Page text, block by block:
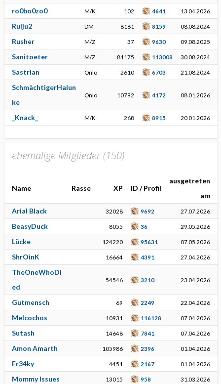
ro0bo0zo0 M/K 102 4641 13.04.2026
Ruiju2 DM 8161 8159 08.08.2024
Rusher M/Z 37 9630 09.08.2025
Sanitoeter M/Z 81175 113008 30.08.2024
Sastrian Onlo 2610 6703 21.08.2024
SchmächtigerHalun
ke
Onlo 10792 4172 08.01.2026
_Knack_ M/K 268 8915 20.01.2026
ehemalige Mitglieder (150)
Name Rasse XP ID / Profil
ausgetreten
am
Arial Black
32028 9692 27.07.2026
BeasyDuck 8055 36 29.05.2026
Lücke 124220 95631 07.05.2026
ShrOinK 16664 4391 27.04.2026
TheOneWhoDi
ed
54546 3210 23.04.2026
Gutmensch 69 2249 22.04.2026
Melcochos 10931 116128 07.04.2026
Sutash 14648 7841 07.04.2026
Amon Amarth 105986 2396 01.04.2026
Fr34ky 4451 2167 01.04.2026
Mommy Issues 13015 958 31.03.2026